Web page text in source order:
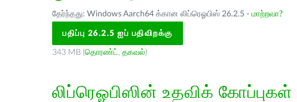
தேர்ந்தது: Windows Aarch64 க்கான லிப்ரெஓபிஸ் 26.2.5 - மாற்றவா?
பதிப்பு 26.2.5 ஐப் பதிவிறக்கு
343 MB (தொரண்ட் , தகவல்)
லிப்ரெஓபிஸின் உதவிக் கோப்புகள்